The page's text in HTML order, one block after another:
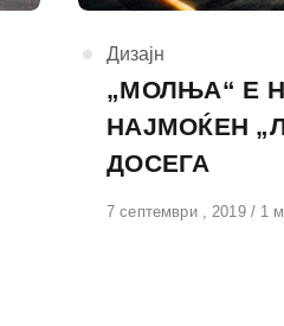
КАтегорија
Дизајн
„МОЛЊА“ Е
НАЈМОЌЕН
ДОСЕГА
Објавено
7 септември , 2019 1